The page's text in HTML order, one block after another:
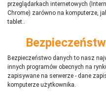
przeglądarkach internetowych
Chrome) zarówno na komputerze,
tablet..
Bezpieczeństwo danych to nasz
innych programów obecnych na
zapisywane na serwerze - dane
komputerze użytkownika.